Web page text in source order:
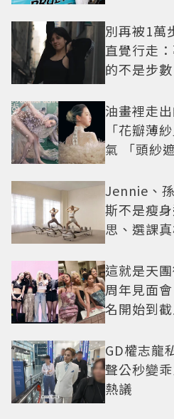
別再被1萬
直覺行走
的不是步
油畫裡走
「花瓣薄
氣 「頭紗
Jennie、
斯不是瘦
思、選課
這就是天
周年見面
名開始到
GD權志龍
聲公秒變
熱議